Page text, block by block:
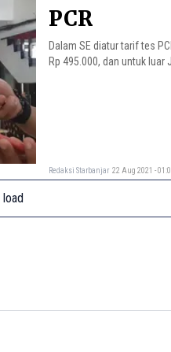
PCR
Dalam SE diatur tarif tes
Rp 495.000, dan untuk luar
Redaksi Starbanjar 22 Aug 2021 -